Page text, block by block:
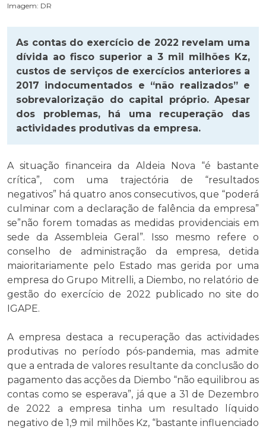
Imagem: DR
As contas do exercício de 2022 revelam uma
dívida ao fisco superior a 3 mil milhões Kz,
custos de serviços de exercícios anteriores a
2017 indocumentados e “não realizados” e
sobrevalorização do capital próprio. Apesar
dos problemas, há uma recuperação das
actividades produtivas da empresa.
A situação financeira da Aldeia Nova “é bastante
crítica”, com uma trajectória de “resultados
negativos” há quatro anos consecutivos, que “poderá
culminar com a declaração de falência da empresa”
se”não forem tomadas as medidas providenciais em
sede da Assembleia Geral”. Isso mesmo refere o
conselho de administração da empresa, detida
maioritariamente pelo Estado mas gerida por uma
empresa do Grupo Mitrelli, a Diembo, no relatório de
gestão do exercício de 2022 publicado no site do
IGAPE.
A empresa destaca a recuperação das actividades
produtivas no período pós-pandemia, mas admite
que a entrada de valores resultante da conclusão do
pagamento das acções da Diembo “não equilibrou as
contas como se esperava”, já que a 31 de Dezembro
de 2022 a empresa tinha um resultado líquido
negativo de 1,9 mil milhões Kz, “bastante influenciado